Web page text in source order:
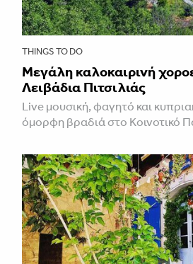
THINGS TO DO
Μεγάλη καλοκαιρινή
Λειβάδια Πιτσιλιάς
Live μουσική, φαγητό και
όμορφη βραδιά στο Κοινοτικό